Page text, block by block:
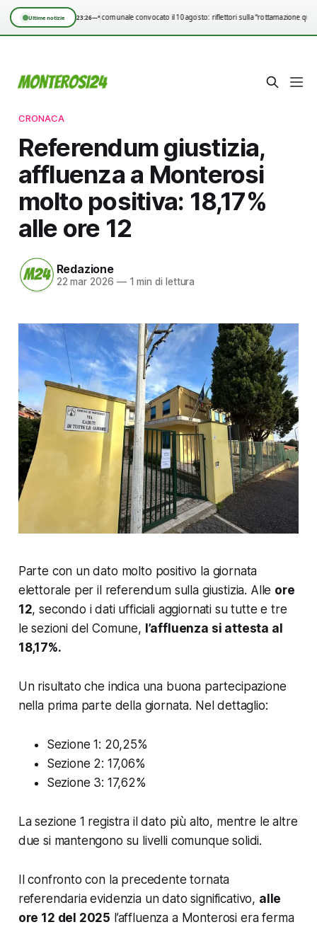
Ultime notizie 23:26—°
Consiglio comunale convocato il 10 agosto: riflettori sulla “rottamazione
CRONACA
Referendum giustizia,
affluenza a Monterosi
molto positiva: 18,17%
alle ore 12
Redazione
22 mar 2026 —1 min di lettura
Parte con un dato molto positivo la giornata
elettorale per il referendum sulla giustizia. Alle ore
12, secondo i dati ufficiali aggiornati su tutte e tre
le sezioni del Comune, l’affluenza si attesta al
18,17%.
Un risultato che indica una buona partecipazione
nella prima parte della giornata. Nel dettaglio:
Sezione 1: 20,25%
Sezione 2: 17,06%
Sezione 3: 17,62%
La sezione 1 registra il dato più alto, mentre le altre
due si mantengono su livelli comunque solidi.
Il confronto con la precedente tornata
referendaria evidenzia un dato significativo, alle
ore 12 del 2025 l’affluenza a Monterosi era ferma